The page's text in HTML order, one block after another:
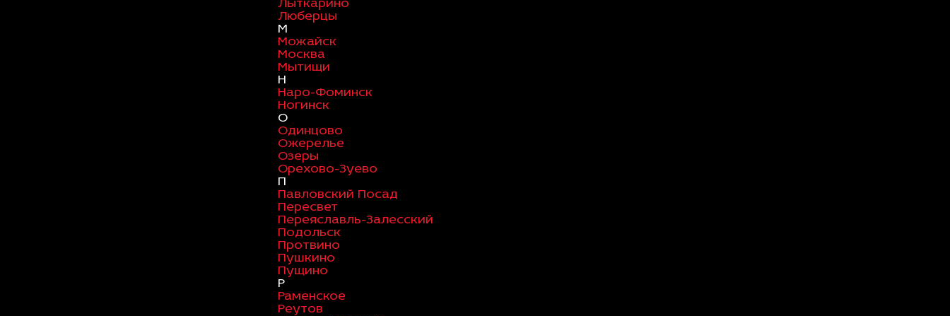
Лыткарино
Люберцы
М
Можайск
Москва
Мытищи
Н
Наро-Фоминск
Ногинск
О
Одинцово
Ожерелье
Озеры
Орехово-Зуево
П
Павловский Посад
Пересвет
Переяславль-Залесский
Подольск
Протвино
Пушкино
Пущино
Р
Раменское
Реутов